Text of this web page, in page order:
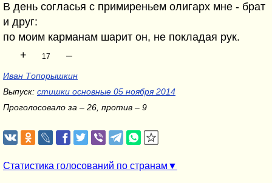
В день согласья с примиреньем олигарх мне - брат
и друг:
по моим карманам шарит он, не покладая рук.
+
17 –
Иван Топорышкин
Выпуск: стишки основные 05 ноября 2014
Проголосовало за – 26, против – 9
Статистика голосований по странам